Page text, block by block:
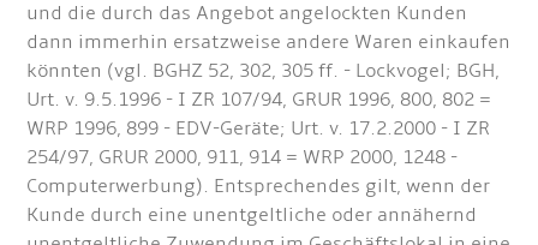
und die durch das Angebot angelockten Kunden
dann immerhin ersatzweise andere Waren einkaufen
könnten (vgl. BGHZ 52, 302, 305 ff. - Lockvogel; BGH,
Urt. v. 9.5.1996 - I ZR 107/94, GRUR 1996, 800, 802 =
WRP 1996, 899 - EDV-Geräte; Urt. v. 17.2.2000 - I ZR
254/97, GRUR 2000, 911, 914 = WRP 2000, 1248 -
Computerwerbung). Entsprechendes gilt, wenn der
Kunde durch eine unentgeltliche oder annähernd